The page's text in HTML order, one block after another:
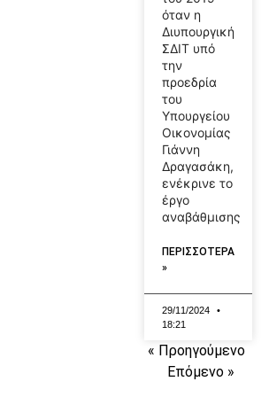
όταν η
Διυπουργική
ΣΔΙΤ υπό
την
προεδρία
του
Υπουργείου
Οικονομίας
Γιάννη
Δραγασάκη,
ενέκρινε το
έργο
αναβάθμισης
ΠΕΡΙΣΣΟΤΕΡΑ
»
29/11/2024
18:21
« Προηγούμενο
Επόμενο »